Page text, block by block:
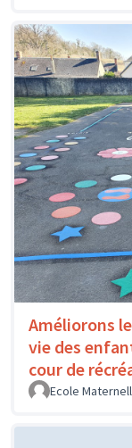
Améliorons
vie des
cour de
Ecole